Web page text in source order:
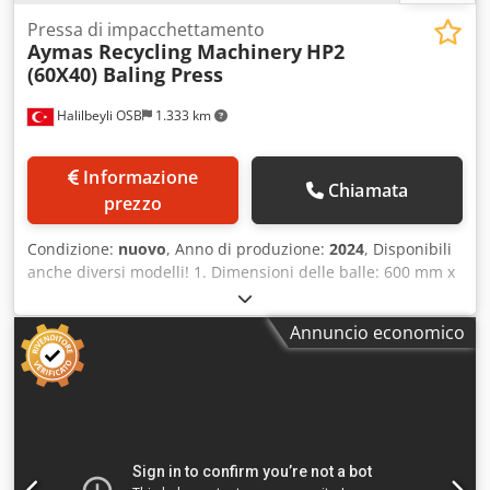
Halilbeyli OSB 1.333 km
Pressa di impacchettamento
Aymas Recycling Machinery HP2
(60X40) Baling Press
prezzo
Chiamata
Condizione: nuovo, Anno di produzione: 2024, Disponibili
anche diversi modelli! 1. Dimensioni delle balle: 600 mm x
400 mm x ... 2. Dimensione del contenitore (larghezza x
lunghezza x altezza): 620 mm x 1300 mm x 620 mm 3.
Capacità: 0,8 - 1,2 tonnellate / ora (Ferro - Acciaio) 4. Peso
della balla: 45 - 100 kg 5. Tempo di ciclo: 90 secondi 6.
Pressione del cilindro del coperchio superiore: 63
x lunghezza x altezza): 2120 mm x 4350 mm x 1320 mm 10.
Annuncio economico